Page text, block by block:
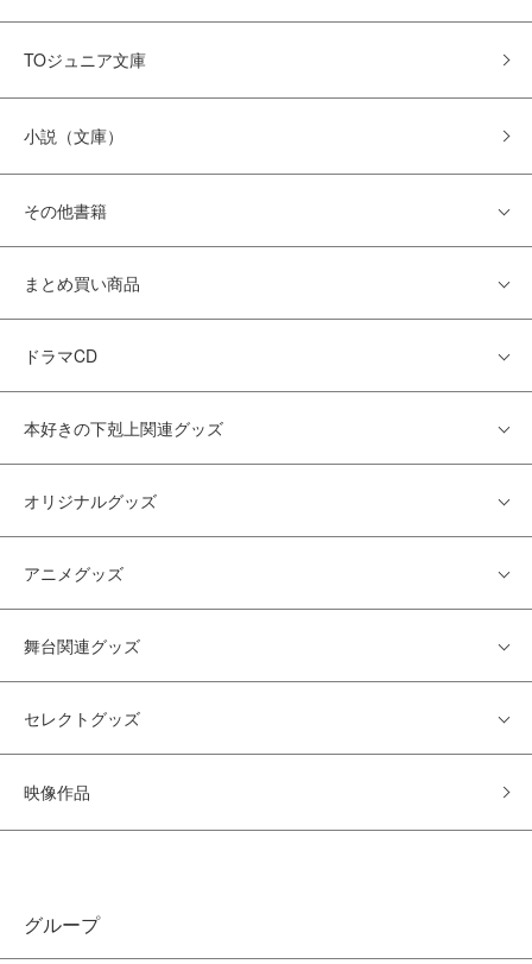
TOジュニア文庫
小説（文庫）
その他書籍
まとめ買い商品
ドラマCD
本好きの下剋上関連グッズ
オリジナルグッズ
アニメグッズ
舞台関連グッズ
セレクトグッズ
映像作品
グループ